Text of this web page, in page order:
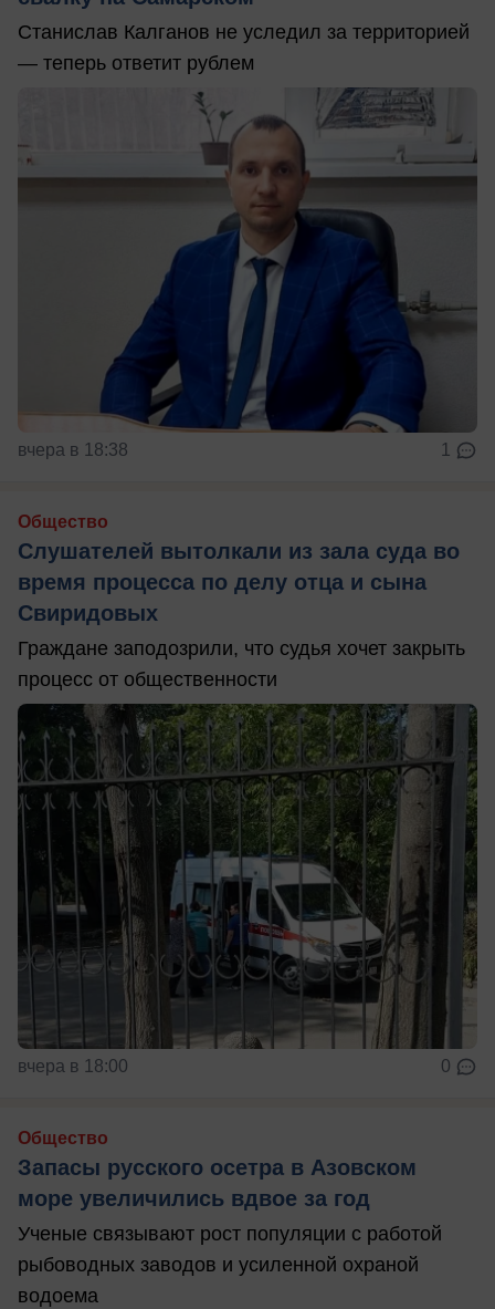
Станислав Калганов не уследил за территорией
— теперь ответит рублем
вчера в 18:38 1
Общество
Слушателей вытолкали из зала суда во
время процесса по делу отца и сына
Свиридовых
Граждане заподозрили, что судья хочет закрыть
процесс от общественности
вчера в 18:00 0
Общество
Запасы русского осетра в Азовском
море увеличились вдвое за год
Ученые связывают рост популяции с работой
рыбоводных заводов и усиленной охраной
водоема